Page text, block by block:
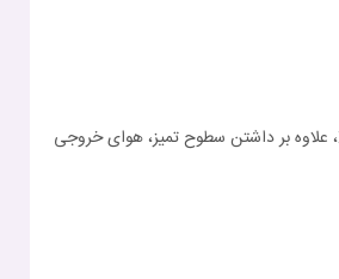
فیلتر تمیز تأثیر مستقیمی بر کارایی دستگاه دارد. فیلترهای کثیف باعث کاهش قدرت مکش و افت عملکرد دستگاه می‌شوند. بنابراین، با تعویض به‌موقع فیلتر جارو رباتیک شیائومی X20 Max، علاوه بر داشتن سطوح تمیز، هوای خروجی